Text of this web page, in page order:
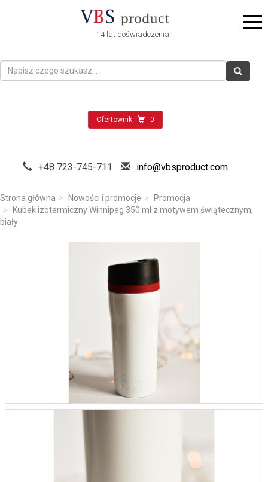
14 lat doświadczenia
Ofertownik 0
+48 723-745-711 info@vbsproduct.com
Strona główna Nowości i promocje
Promocja
Kubek izotermiczny Winnipeg 350 ml z motywem świątecznym,
biały